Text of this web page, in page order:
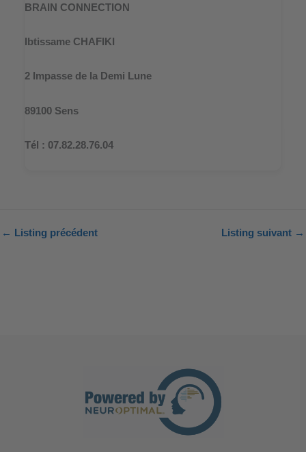
BRAIN CONNECTION
Ibtissame CHAFIKI
2 Impasse de la Demi Lune
89100 Sens
Tél : 07.82.28.76.04
← Listing précédent Listing suivant →